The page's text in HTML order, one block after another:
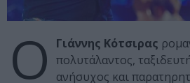
Ο Γιάννης Κότσιρας
πολυτάλαντος,
ανήσυχος και